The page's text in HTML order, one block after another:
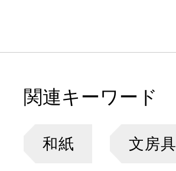
関連キーワード
和紙 文房具